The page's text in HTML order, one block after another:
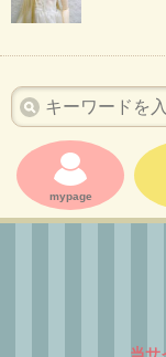
mypage